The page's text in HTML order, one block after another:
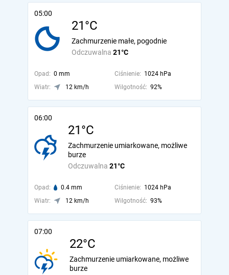
05:00
21°C
Odczuwalna 21°C
Zachmurzenie małe, pogodnie
Opad: 0 mm Ciśnienie: 1024 hPa
Wiatr:
12 km/h Wilgotność: 92%
06:00
21°C
Odczuwalna 21°C
Zachmurzenie umiarkowane, możliwe
burze
Opad: 0.4 mm Ciśnienie: 1024 hPa
Wiatr:
12 km/h Wilgotność: 93%
07:00
22°C
Zachmurzenie umiarkowane, możliwe
burze